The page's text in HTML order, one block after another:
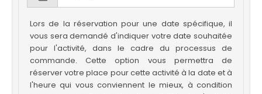
Lors de la réservation pour une date spécifique, il
vous sera demandé d'indiquer votre date souhaitée
pour l'activité, dans le cadre du processus de
commande. Cette option vous permettra de
réserver votre place pour cette activité à la date et à
l'heure qui vous conviennent le mieux, à condition